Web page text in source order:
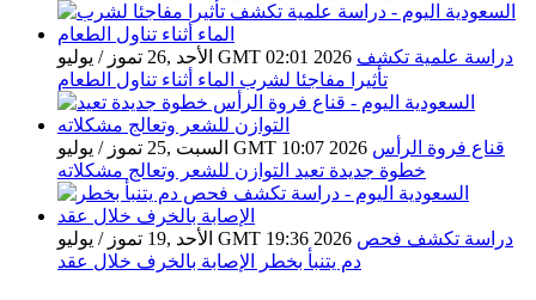
الأحد ,26 تموز / يوليو GMT 02:01 2026 دراسة علمية تكشف
تأثيرا مفاجئا لشرب الماء أثناء تناول الطعام
السبت ,25 تموز / يوليو GMT 10:07 2026 قناع فروة الرأس
خطوة جديدة تعيد التوازن للشعر وتعالج مشكلاته
الأحد ,19 تموز / يوليو GMT 19:36 2026 دراسة تكشف فحص
دم يتنبأ بخطر الإصابة بالخرف خلال عقد